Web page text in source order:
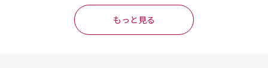
もっと見る